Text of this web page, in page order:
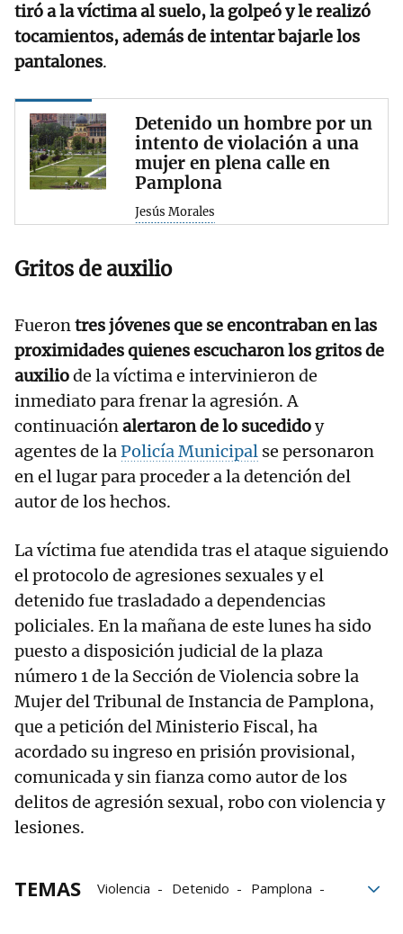
tiró a la víctima al suelo, la golpeó y le realizó
tocamientos, además de intentar bajarle los
pantalones.
Detenido un hombre por un
intento de violación a una
mujer en plena calle en
Pamplona
Jesús Morales
Gritos de auxilio
Fuerontres jóvenes que se encontraban en las
proximidades quienes escucharon los gritos de
auxiliode la víctima e intervinieron de
inmediato para frenar la agresión. A
continuaciónalertaron de lo sucedidoy
agentes de laPolicía Municipal se personaron
en el lugar para proceder a la detención del
autor de los hechos.
La víctima fue atendida tras el ataque siguiendo
el protocolo de agresiones sexuales y el
detenido fue trasladado a dependencias
policiales. En la mañana de este lunes ha sido
puesto a disposición judicial de la plaza
número 1 de la Sección de Violencia sobre la
Mujer del Tribunal de Instancia de Pamplona,
que a petición del Ministerio Fiscal, ha
acordado su ingreso en prisión provisional,
comunicada y sin fianza como autor de los
delitos de agresión sexual, robo con violencia y
lesiones.
TEMAS Violencia Detenido
Pamplona